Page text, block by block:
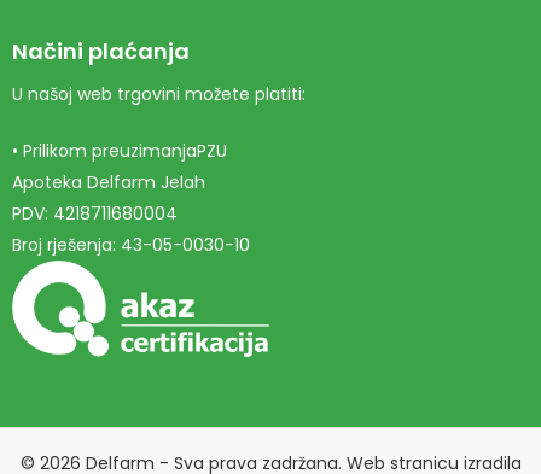
Načini plaćanja
U našoj web trgovini možete platiti:
• Prilikom preuzimanjaPZU
Apoteka Delfarm Jelah
PDV: 4218711680004
Broj rješenja: 43-05-0030-10
© 2026 Delfarm - Sva prava zadržana. Web stranicu izradila